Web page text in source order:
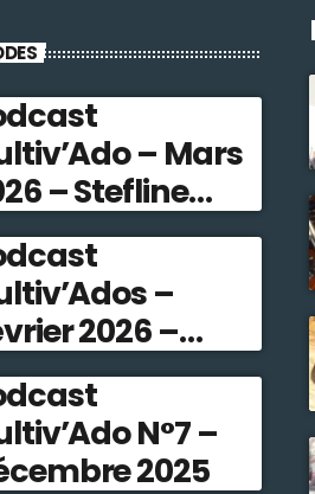
– Mars
– Stefline
–
2026 –
Radio
N°7 –
2025